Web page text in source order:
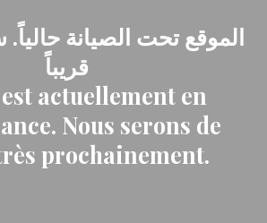
الموقع تحت الصيانة
قريباً
actuellement en
Nous serons de
prochainement.